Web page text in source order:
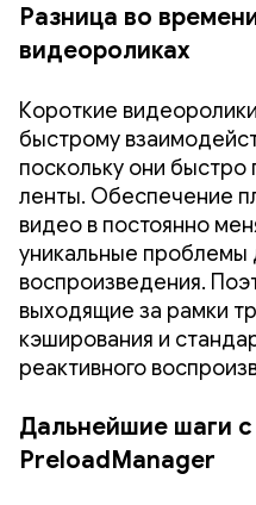
Разница во
видеороликах
Короткие
быстрому
поскольку они
ленты. Обеспечение
видео в постоянно
уникальные проблемы
воспроизведения.
выходящие за рамки
кэширования и
реактивного
Дальнейшие шаги
PreloadManager